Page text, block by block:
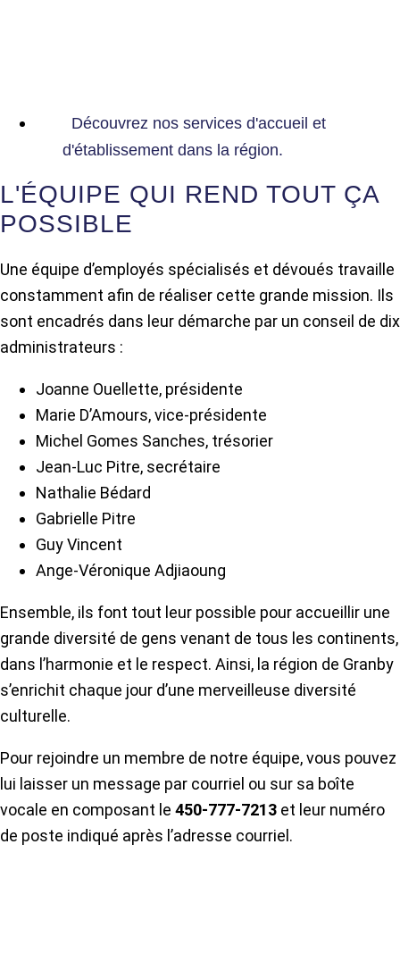
Découvrez nos services d'accueil et
d'établissement dans la région.
L'ÉQUIPE QUI REND TOUT ÇA
POSSIBLE
Une équipe d’employés spécialisés et dévoués travaille
constamment afin de réaliser cette grande mission. Ils
sont encadrés dans leur démarche par un conseil de dix
administrateurs :
Joanne Ouellette, présidente
Marie D’Amours, vice-présidente
Michel Gomes Sanches, trésorier
Jean-Luc Pitre, secrétaire
Nathalie Bédard
Gabrielle Pitre
Guy Vincent
Ange-Véronique Adjiaoung
Ensemble, ils font tout leur possible pour accueillir une
grande diversité de gens venant de tous les continents,
dans l’harmonie et le respect. Ainsi, la région de Granby
s’enrichit chaque jour d’une merveilleuse diversité
culturelle.
Pour rejoindre un membre de notre équipe, vous pouvez
lui laisser un message par courriel ou sur sa boîte
vocale en composant le 450-777-7213 et leur numéro
de poste indiqué après l’adresse courriel.